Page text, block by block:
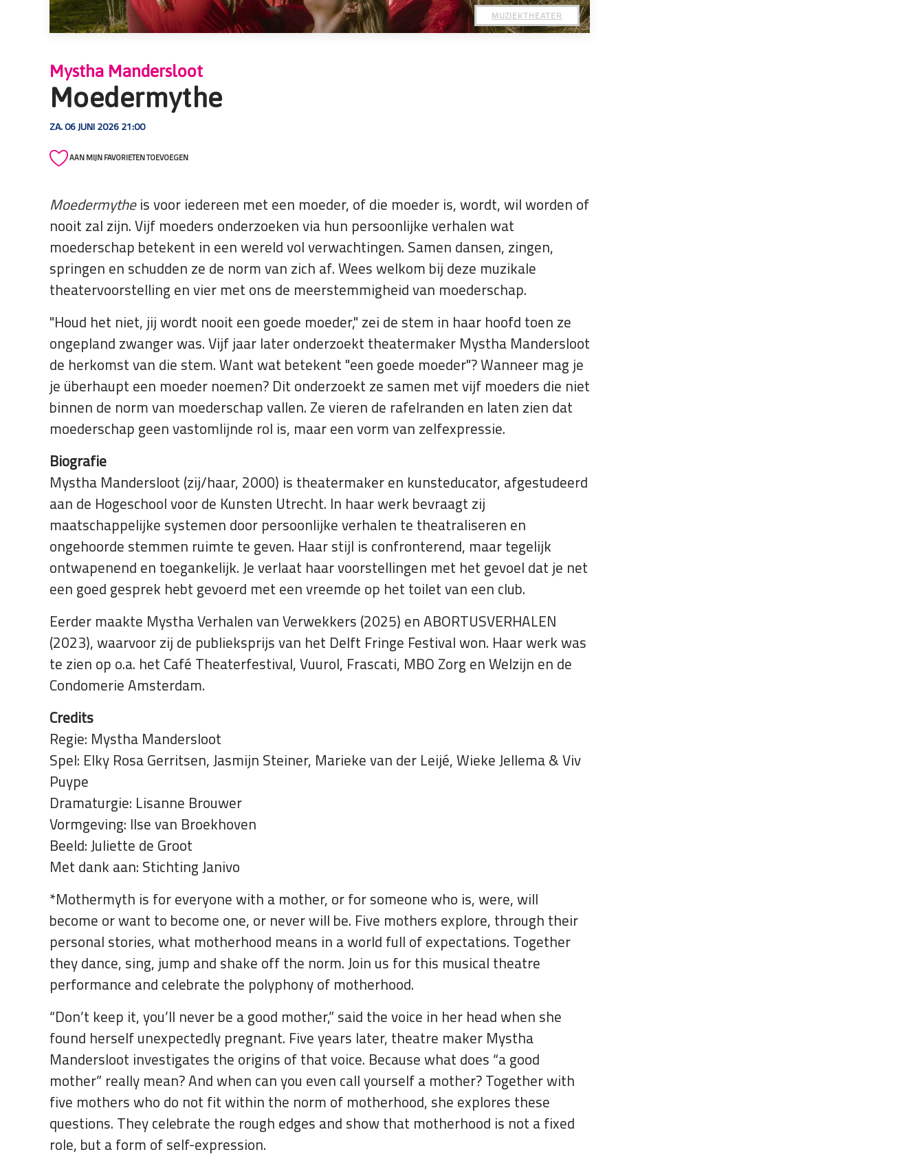
MUZIEKTHEATER
Mystha Mandersloot
Moedermythe
ZA. 06 JUNI 2026 21:00
AAN MIJN FAVORIETEN TOEVOEGEN
Moedermytheis voor iedereen met een moeder, of die moeder is, wordt, wil worden of
nooit zal zijn. Vijf moeders onderzoeken via hun persoonlijke verhalen wat
moederschap betekent in een wereld vol verwachtingen. Samen dansen, zingen,
springen en schudden ze de norm van zich af. Wees welkom bij deze muzikale
theatervoorstelling en vier met ons de meerstemmigheid van moederschap.
"Houd het niet, jij wordt nooit een goede moeder," zei de stem in haar hoofd toen ze
ongepland zwanger was. Vijf jaar later onderzoekt theatermaker Mystha Mandersloot
de herkomst van die stem. Want wat betekent "een goede moeder"? Wanneer mag je
je überhaupt een moeder noemen? Dit onderzoekt ze samen met vijf moeders die niet
binnen de norm van moederschap vallen. Ze vieren de rafelranden en laten zien dat
moederschap geen vastomlijnde rol is, maar een vorm van zelfexpressie.
Biografie
Mystha Mandersloot (zij/haar, 2000) is theatermaker en kunsteducator, afgestudeerd
aan de Hogeschool voor de Kunsten Utrecht. In haar werk bevraagt zij
maatschappelijke systemen door persoonlijke verhalen te theatraliseren en
ongehoorde stemmen ruimte te geven. Haar stijl is confronterend, maar tegelijk
ontwapenend en toegankelijk. Je verlaat haar voorstellingen met het gevoel dat je net
een goed gesprek hebt gevoerd met een vreemde op het toilet van een club.
Eerder maakte Mystha Verhalen van Verwekkers (2025) en ABORTUSVERHALEN
(2023), waarvoor zij de publieksprijs van het Delft Fringe Festival won. Haar werk was
te zien op o.a. het Café Theaterfestival, Vuurol, Frascati, MBO Zorg en Welzijn en de
Condomerie Amsterdam.
Credits
Regie: Mystha Mandersloot
Spel: Elky Rosa Gerritsen, Jasmijn Steiner, Marieke van der Leijé, Wieke Jellema & Viv
Puype
Dramaturgie: Lisanne Brouwer
Vormgeving: Ilse van Broekhoven
Beeld: Juliette de Groot
Met dank aan: Stichting Janivo
*Mothermyth is for everyone with a mother, or for someone who is, were, will
become or want to become one, or never will be. Five mothers explore, through their
personal stories, what motherhood means in a world full of expectations. Together
they dance, sing, jump and shake off the norm. Join us for this musical theatre
performance and celebrate the polyphony of motherhood.
“Don’t keep it, you’ll never be a good mother,” said the voice in her head when she
found herself unexpectedly pregnant. Five years later, theatre maker Mystha
Mandersloot investigates the origins of that voice. Because what does “a good
mother” really mean? And when can you even call yourself a mother? Together with
five mothers who do not fit within the norm of motherhood, she explores these
questions. They celebrate the rough edges and show that motherhood is not a fixed
role, but a form of self-expression.